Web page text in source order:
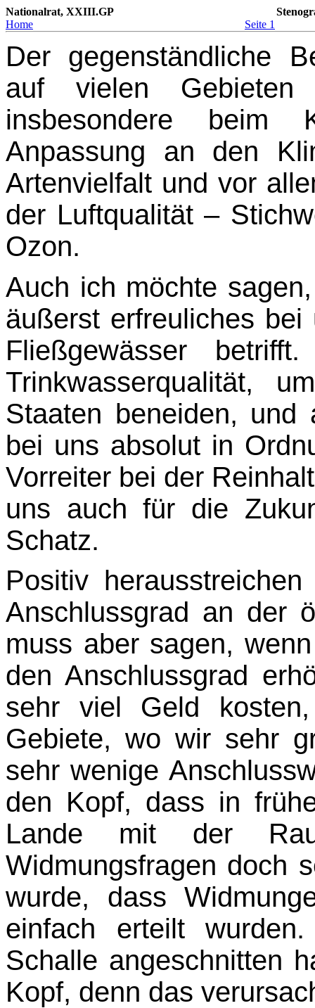
Nationalrat, XXIII.GP
Home
Seite 1
Der gegenständliche
auf vielen Gebieten
insbesondere beim
Anpassung an den
Artenvielfalt und vor
der Luftqualität –
Ozon.
Auch ich möchte
äußerst erfreuliches
Fließgewässer
Trinkwasser­qualität,
Staaten beneiden, und
bei uns absolut in
Vorreiter bei der
uns auch für die
Schatz.
Positiv
Anschlussgrad an der
muss aber sagen,
den An­schlussgrad
sehr viel Geld
Gebiete, wo wir sehr
sehr wenige
den Kopf, dass in
Lande mit der
Widmungsfragen doch
wurde, dass
einfach erteilt
Schalle angeschnitten
Kopf, denn das